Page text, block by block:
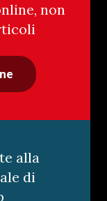
non
alla
di